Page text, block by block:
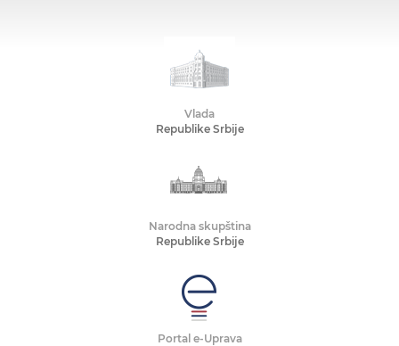
Vlada
Republike Srbije
Narodna skupština
Republike Srbije
Portal e-Uprava